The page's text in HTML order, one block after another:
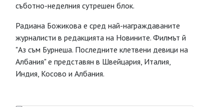
съботно-неделния сутрешен блок.
Радиана Божикова е сред най-награждаваните
журналисти в редакцията на Новините. Филмът й
"Аз съм Бурнеша. Последните клетвени девици на
Албания" е представян в Швейцария, Италия,
Индия, Косово и Албания.